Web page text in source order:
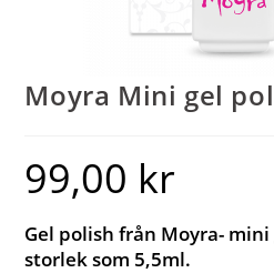
Moyra Mini gel
99,00 kr
Gel polish från Moyra-
storlek som 5,5ml.